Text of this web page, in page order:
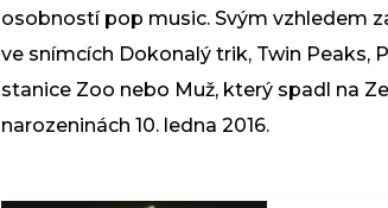
osobností pop music. Svým vzhledem
ve snímcích Dokonalý trik, Twin Peaks,
stanice Zoo nebo Muž, který spadl na
narozeninách 10. ledna 2016.